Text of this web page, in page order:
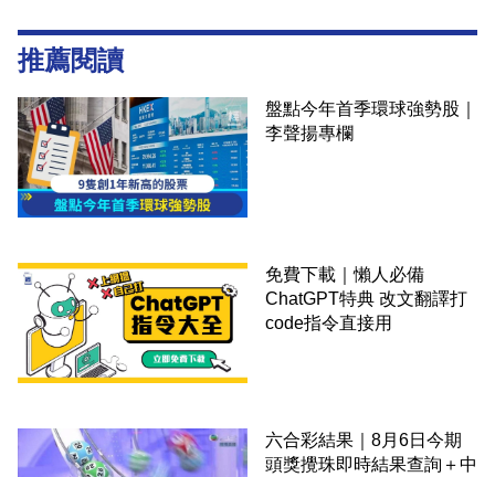
推薦閱讀
盤點今年首季環球強勢股｜
李聲揚專欄
免費下載｜懶人必備
ChatGPT特典 改文翻譯打
code指令直接用
六合彩結果｜8月6日今期
頭獎攪珠即時結果查詢＋中